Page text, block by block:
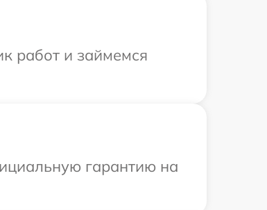
работ и займемся
гарантию на